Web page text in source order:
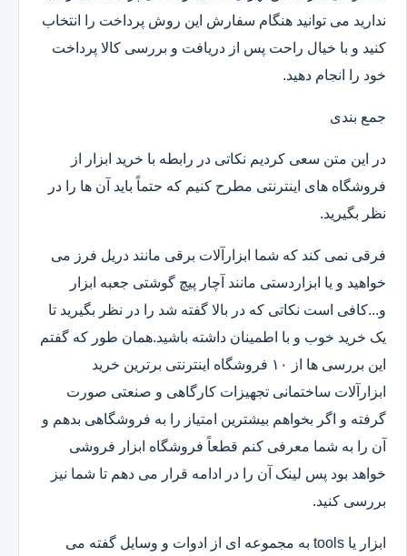
ندارید می توانید هنگام سفارش این روش پرداخت را انتخاب
کنید و با خیال راحت پس از دریافت و بررسی کالا پرداخت
خود را انجام دهید.
جمع بندی
در این متن سعی کردیم نکاتی در رابطه با خرید ابزار از
فروشگاه های اینترنتی مطرح کنیم که حتماً باید آن ها را در
نظر بگیرید.
فرقی نمی کند که شما ابزارآلات برقی مانند دریل فرز می
خواهید و یا ابزاردستی مانند آچار پیچ گوشتی جعبه ابزار
و...کافی است نکاتی که در بالا گفته شد را در نظر بگیرید تا
یک خرید خوب و با اطمینان داشته باشید.همان طور که گفتم
این بررسی ها از ۱۰ فروشگاه اینترنتی برترین خرید
ابزارآلات ساختمانی تجهیزات کارگاهی و صنعتی صورت
گرفته و اگر بخواهم بیشترین امتیاز را به فروشگاهی بدهم و
آن را به شما معرفی کنم قطعاً فروشگاه ابزار فروشی
خواهد بود پس لینک آن را در ادامه قرار می دهم تا شما نیز
بررسی کنید.
ابزار یا tools به مجموعه ای از ادوات و وسایل گفته می